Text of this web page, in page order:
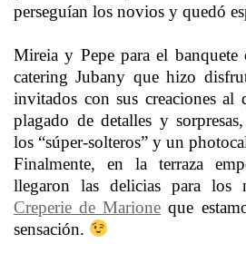
perseguían los novios y quedó
Mireia y Pepe para el
catering Jubany que hizo
invitados con sus creaciones
plagado de detalles y
los “súper-solteros” y un
Finalmente, en la terraza
llegaron las delicias para los
Creperie de Marione que
sensación.